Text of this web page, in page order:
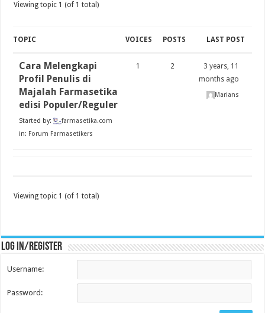
Viewing topic 1 (of 1 total)
TOPIC VOICES POSTS LAST POST
Cara Melengkapi
Profil Penulis di
Majalah Farmasetika
edisi Populer/Reguler
Started by:
farmasetika.com
in: Forum Farmasetikers
1 2
3 years, 11
months ago
Marians
Viewing topic 1 (of 1 total)
Log in/register
Username:
Password: